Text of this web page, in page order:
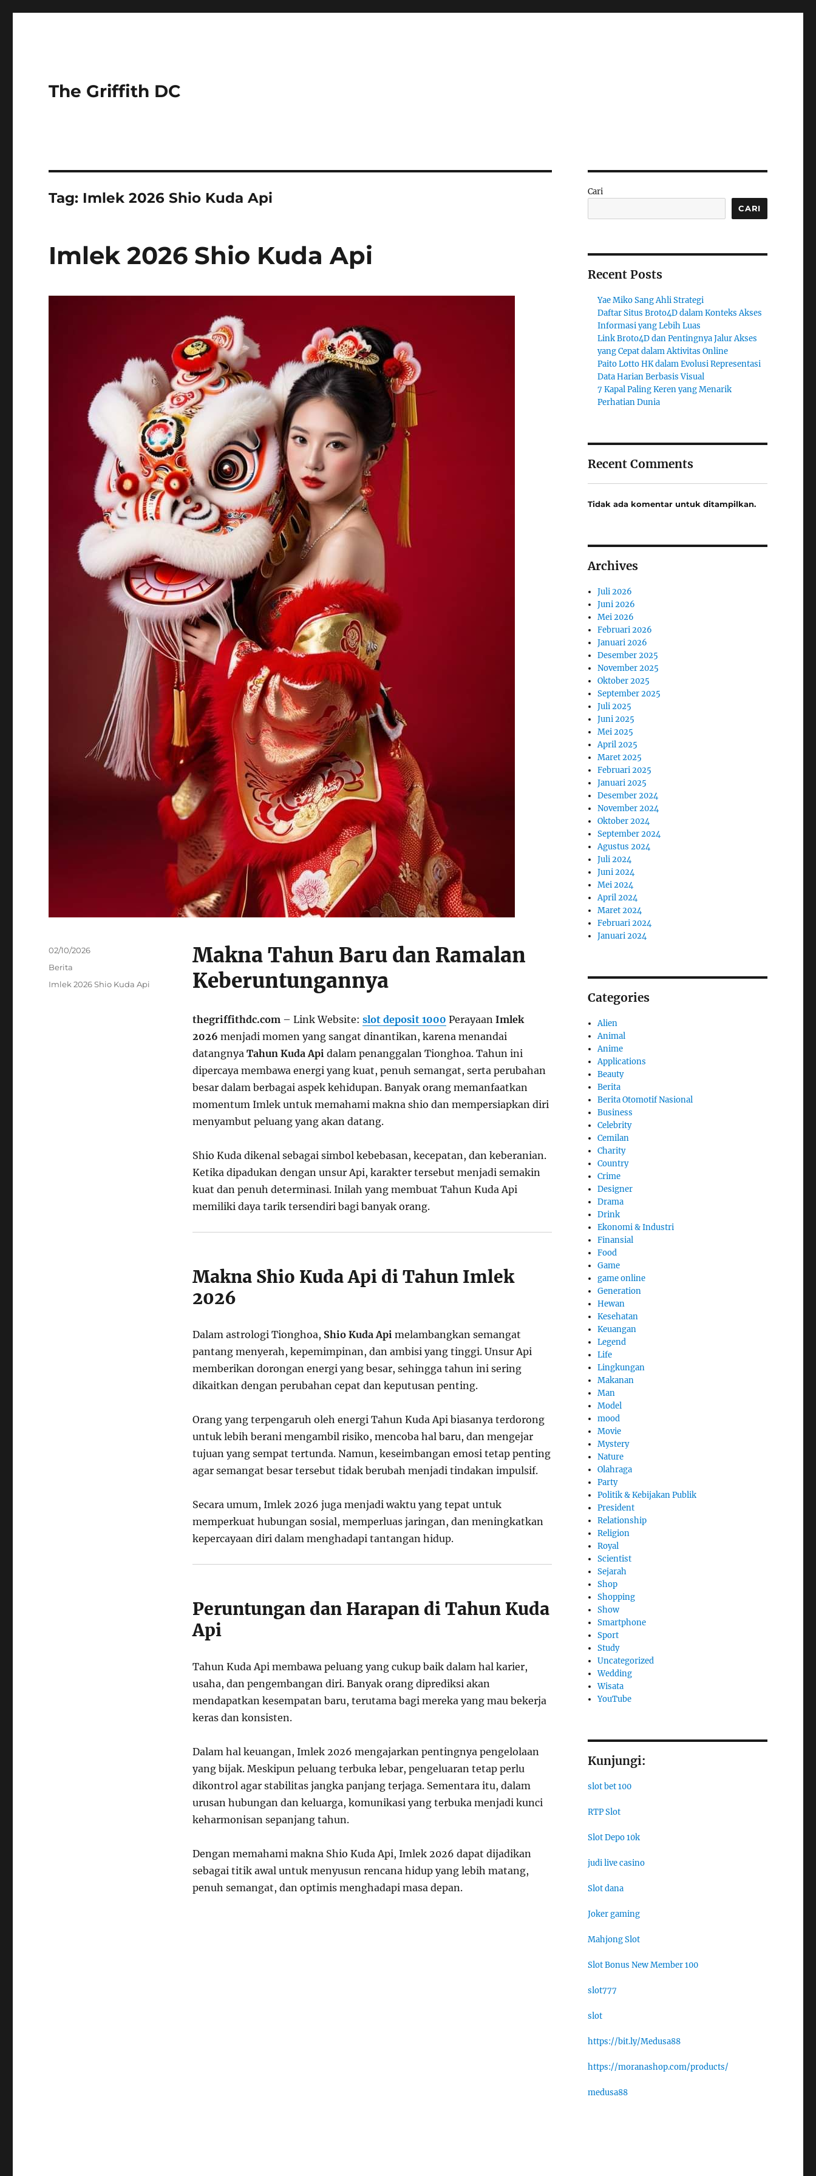
The Griffith DC
Tag: Imlek 2026 Shio Kuda Api
Imlek 2026 Shio Kuda Api
Makna Tahun Baru dan Ramalan
Keberuntungannya
thegriffithdc.com– Link Website: slot deposit 1000 Perayaan Imlek
2026 menjadi momen yang sangat dinantikan, karena menandai
datangnya Tahun Kuda Apidalam penanggalan Tionghoa. Tahun ini
dipercaya membawa energi yang kuat, penuh semangat, serta perubahan
besar dalam berbagai aspek kehidupan. Banyak orang memanfaatkan
momentum Imlek untuk memahami makna shio dan mempersiapkan diri
menyambut peluang yang akan datang.
Shio Kuda dikenal sebagai simbol kebebasan, kecepatan, dan keberanian.
Ketika dipadukan dengan unsur Api, karakter tersebut menjadi semakin
kuat dan penuh determinasi. Inilah yang membuat Tahun Kuda Api
memiliki daya tarik tersendiri bagi banyak orang.
Makna Shio Kuda Api di Tahun Imlek
2026
Dalam astrologi Tionghoa, Shio Kuda Apimelambangkan semangat
pantang menyerah, kepemimpinan, dan ambisi yang tinggi. Unsur Api
memberikan dorongan energi yang besar, sehingga tahun ini sering
dikaitkan dengan perubahan cepat dan keputusan penting.
Orang yang terpengaruh oleh energi Tahun Kuda Api biasanya terdorong
untuk lebih berani mengambil risiko, mencoba hal baru, dan mengejar
tujuan yang sempat tertunda. Namun, keseimbangan emosi tetap penting
agar semangat besar tersebut tidak berubah menjadi tindakan impulsif.
Secara umum, Imlek 2026 juga menjadi waktu yang tepat untuk
memperkuat hubungan sosial, memperluas jaringan, dan meningkatkan
kepercayaan diri dalam menghadapi tantangan hidup.
Peruntungan dan Harapan di Tahun Kuda
Api
Tahun Kuda Api membawa peluang yang cukup baik dalam hal karier,
usaha, dan pengembangan diri. Banyak orang diprediksi akan
mendapatkan kesempatan baru, terutama bagi mereka yang mau bekerja
keras dan konsisten.
Dalam hal keuangan, Imlek 2026 mengajarkan pentingnya pengelolaan
yang bijak. Meskipun peluang terbuka lebar, pengeluaran tetap perlu
dikontrol agar stabilitas jangka panjang terjaga. Sementara itu, dalam
urusan hubungan dan keluarga, komunikasi yang terbuka menjadi kunci
keharmonisan sepanjang tahun.
Dengan memahami makna Shio Kuda Api, Imlek 2026 dapat dijadikan
sebagai titik awal untuk menyusun rencana hidup yang lebih matang,
penuh semangat, dan optimis menghadapi masa depan.
Posted
02/10/2026
Categories
Berita
Tags
Imlek 2026 Shio Kuda Api
Cari
CARI
Recent Posts
Yae Miko Sang Ahli Strategi
Daftar Situs Broto4D dalam Konteks Akses
Informasi yang Lebih Luas
Link Broto4D dan Pentingnya Jalur Akses
yang Cepat dalam Aktivitas Online
Paito Lotto HK dalam Evolusi Representasi
Data Harian Berbasis Visual
7 Kapal Paling Keren yang Menarik
Perhatian Dunia
Recent Comments
Tidak ada komentar untuk ditampilkan.
Archives
Juli 2026
Juni 2026
Mei 2026
Februari 2026
Januari 2026
Desember 2025
November 2025
Oktober 2025
September 2025
Juli 2025
Juni 2025
Mei 2025
April 2025
Maret 2025
Februari 2025
Januari 2025
Desember 2024
November 2024
Oktober 2024
September 2024
Agustus 2024
Juli 2024
Juni 2024
Mei 2024
April 2024
Maret 2024
Februari 2024
Januari 2024
Categories
Alien
Animal
Anime
Applications
Beauty
Berita
Berita Otomotif Nasional
Business
Celebrity
Cemilan
Charity
Country
Crime
Designer
Drama
Drink
Ekonomi & Industri
Finansial
Food
Game
game online
Generation
Hewan
Kesehatan
Keuangan
Legend
Life
Lingkungan
Makanan
Man
Model
mood
Movie
Mystery
Nature
Olahraga
Party
Politik & Kebijakan Publik
President
Relationship
Religion
Royal
Scientist
Sejarah
Shop
Shopping
Show
Smartphone
Sport
Study
Uncategorized
Wedding
Wisata
YouTube
Kunjungi:
slot bet 100
RTP Slot
Slot Depo 10k
judi live casino
Slot dana
Joker gaming
Mahjong Slot
Slot Bonus New Member 100
slot777
slot
https://bit.ly/Medusa88
https://moranashop.com/products/
medusa88